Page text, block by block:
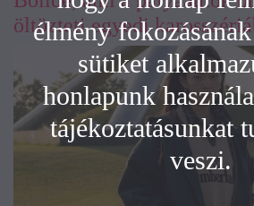
öltözteti egyedi
élmény
sütiket
honlapunk
tájékoztatásunkat
veszi.